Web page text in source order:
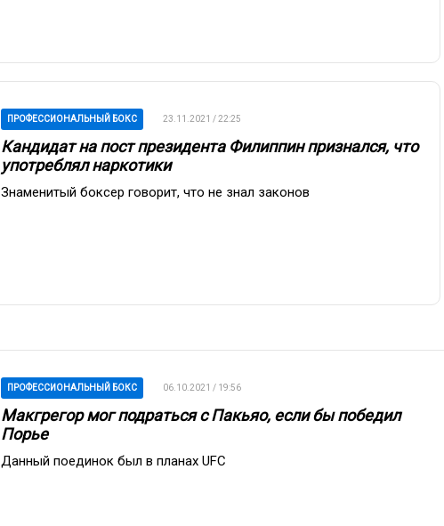
ПРОФЕССИОНАЛЬНЫЙ БОКС 23.11.2021 / 22:25
Кандидат на пост президента Филиппин признался, что
употреблял наркотики
Знаменитый боксер говорит, что не знал законов
ПРОФЕССИОНАЛЬНЫЙ БОКС 06.10.2021 / 19:56
Макгрегор мог подраться с Пакьяо, если бы победил
Порье
Данный поединок был в планах UFC